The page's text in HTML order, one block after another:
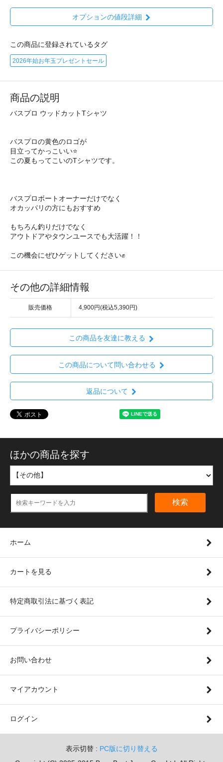
オプションの値段詳細
この商品に登録されているタグ
2026年始お年玉プレゼントセール
商品の説明
バスプロ ウッドカットTシャツ
バスプロの黄色のロゴが
目立ってかっこいい⭐️
この夏もってこいのTシャツです。
バスプロボートオーナーだけでなく
オカッパリの方にもおすすめ
もちろん釣りだけでなく
アウトドアやタウンユースでも大活躍！！
この機会にぜひゲットしてください✊
その他の詳細情報
販売価格 4,900円(税込5,390円)
この商品を友達に教える
この商品について問い合わせる
返品について
ほかの商品を探す
検索
ホーム
カートを見る
特定商取引法に基づく表記
プライバシーポリシー
お問い合わせ
マイアカウント
ログイン
表示切替 : PC版に切り替える